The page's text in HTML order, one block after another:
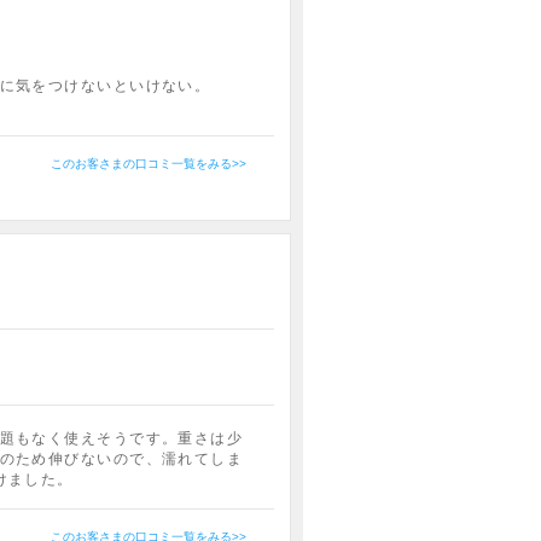
気をつけないといけない。
このお客さまの口コミ一覧をみる>>
もなく使えそうです。重さは少
ため伸びないので、濡れてしま
した。
このお客さまの口コミ一覧をみる>>